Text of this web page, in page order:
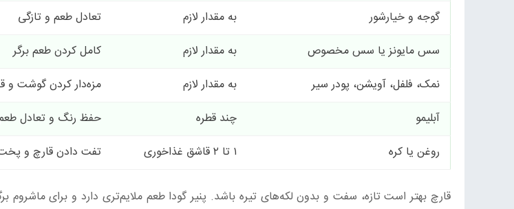
گوجه و خیارشور
به مقدار لازم
تعادل طعم و تازگی
سس مایونز یا سس مخصوص
به مقدار لازم
کامل کردن طعم برگر
نمک، فلفل، آویشن، پودر سیر
به مقدار لازم
مزه‌دار کردن گوشت و
آبلیمو
چند قطره
حفظ رنگ و تعادل
روغن یا کره
۱ تا ۲ قاشق غذاخوری تفت دادن قارچ و
قارچ بهتر است تازه، سفت و بدون لکه‌های تیره باشد. پنیر گودا طعم ملایم‌تری دارد و برای